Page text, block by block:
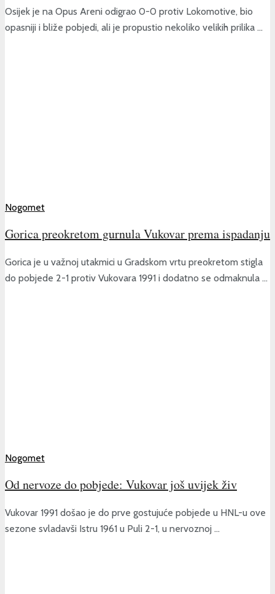
Osijek je na Opus Areni odigrao 0-0 protiv Lokomotive, bio
opasniji i bliže pobjedi, ali je propustio nekoliko velikih prilika ...
Nogomet
Gorica preokretom gurnula Vukovar prema ispadanju
Gorica je u važnoj utakmici u Gradskom vrtu preokretom stigla
do pobjede 2-1 protiv Vukovara 1991 i dodatno se odmaknula ...
Nogomet
Od nervoze do pobjede: Vukovar još uvijek živ
Vukovar 1991 došao je do prve gostujuće pobjede u HNL-u ove
sezone svladavši Istru 1961 u Puli 2-1, u nervoznoj ...